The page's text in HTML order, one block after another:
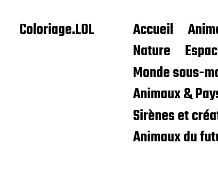
Coloriage.LOL Accueil
Nature
Monde sous-
Animaux &
Sirènes et
Animaux du